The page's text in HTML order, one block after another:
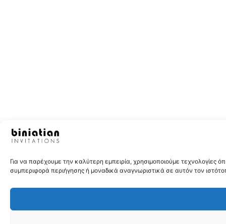
Για να παρέχουμε την καλύτερη εμπειρία, χρησιμοποιούμε
συμπεριφορά περιήγησης ή μοναδικά αναγνωριστικά σε αυτόν τον